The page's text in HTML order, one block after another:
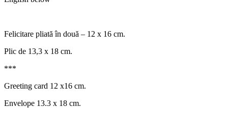
Felicitare pliată în două – 12 x 16 cm.
Plic de 13,3 x 18 cm.
***
Greeting card 12 x16 cm.
Envelope 13.3 x 18 cm.